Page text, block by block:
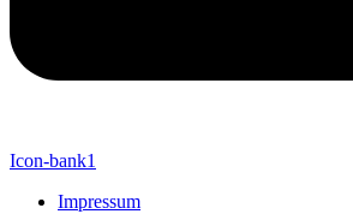
Icon-bank1
Impressum